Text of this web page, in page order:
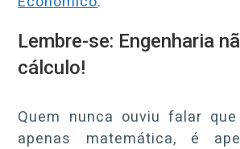
Lembre-se: Engenharia
cálculo!
Quem nunca ouviu falar que
apenas matemática, é